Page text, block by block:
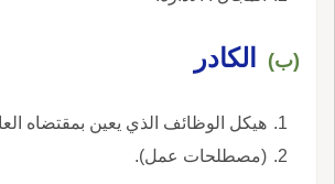
(ب) الكادر
هيكل الوظائف الذي يعين بمقتضاه
(مصطلحات عمل).